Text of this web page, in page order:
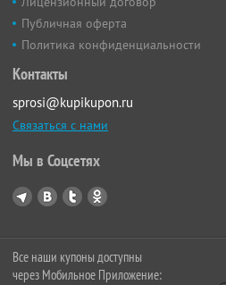
Публичная оферта
Политика конфиденциальности
Контакты
sprosi@kupikupon.ru
Связаться с нами
Мы в Соцсетях
Все наши купоны доступны
через Мобильное Приложение: